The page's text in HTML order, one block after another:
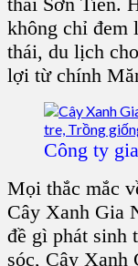
không chỉ đem
thái, du lịch
lợi từ chính M
Công ty
Mọi thắc mắc
Cây Xanh Gia
đề gì phát sinh
sóc, Cây Xanh